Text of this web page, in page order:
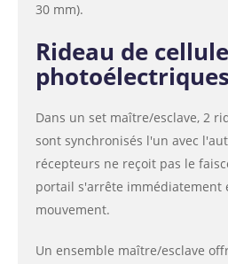
30 mm).
Rideau de
Dans un set maître/esclave, 2
sont synchronisés l'un avec
récepteurs ne reçoit pas le
portail s'arrête immédiatement
mouvement.
Un ensemble maître/esclave